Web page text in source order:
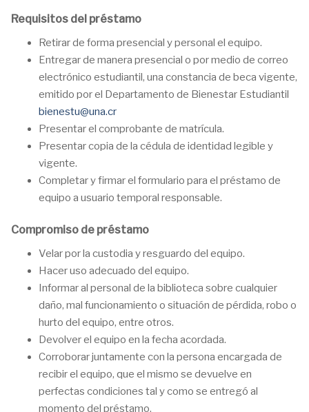
Requisitos del préstamo
Retirar de forma presencial y personal el equipo.
Entregar de manera presencial o por medio de correo
electrónico estudiantil, una constancia de beca vigente,
emitido por el Departamento de Bienestar Estudiantil
bienestu@una.cr
Presentar el comprobante de matrícula.
Presentar copia de la cédula de identidad legible y
vigente.
Completar y firmar el formulario para el préstamo de
equipo a usuario temporal responsable.
Compromiso de préstamo
Velar por la custodia y resguardo del equipo.
Hacer uso adecuado del equipo.
Informar al personal de la biblioteca sobre cualquier
daño, mal funcionamiento o situación de pérdida, robo o
hurto del equipo, entre otros.
Devolver el equipo en la fecha acordada.
Corroborar juntamente con la persona encargada de
recibir el equipo, que el mismo se devuelve en
perfectas condiciones tal y como se entregó al
momento del préstamo.